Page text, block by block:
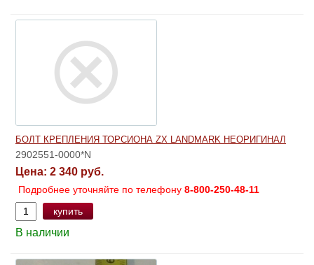
БОЛТ КРЕПЛЕНИЯ ТОРСИОНА ZX LANDMARK НЕОРИГИНАЛ
2902551-0000*N
Цена: 2 340 руб.
Подробнее уточняйте по телефону 8-800-250-48-11
купить
В наличии